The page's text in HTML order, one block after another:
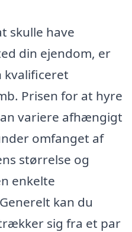
skulle have
din ejendom, er
kvalificeret
Prisen for at hyre
variere afhængigt
omfanget af
størrelse og
enkelte
kan du
sig fra et par